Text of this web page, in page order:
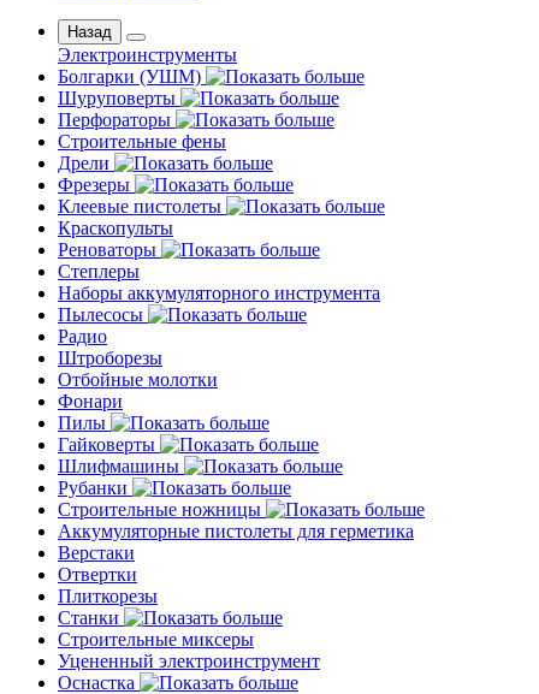
Назад
Электроинструменты
Болгарки (УШМ)
Шуруповерты
Перфораторы
Строительные фены
Дрели
Фрезеры
Клеевые пистолеты
Краскопульты
Реноваторы
Степлеры
Наборы аккумуляторного инструмента
Пылесосы
Радио
Штроборезы
Отбойные молотки
Фонари
Пилы
Гайковерты
Шлифмашины
Рубанки
Строительные ножницы
Аккумуляторные пистолеты для герметика
Верстаки
Отвертки
Плиткорезы
Станки
Строительные миксеры
Уцененный электроинструмент
Оснастка